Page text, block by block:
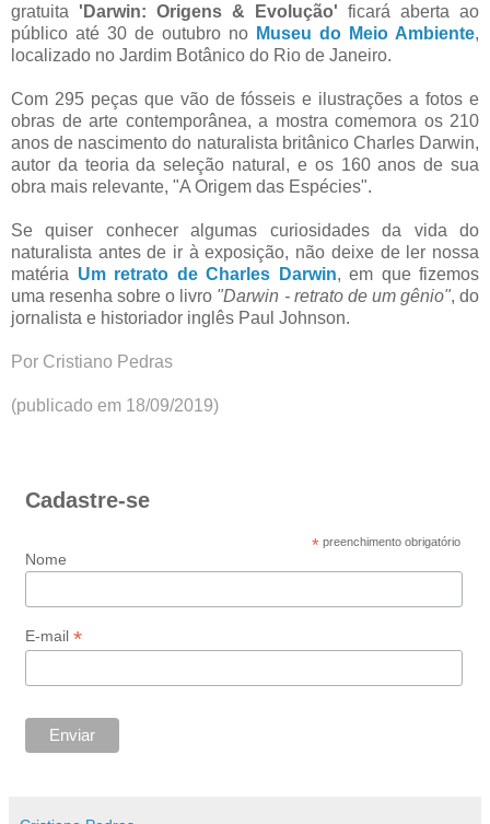
gratuita 'Darwin: Origens & Evolução' ficará aberta ao
público até 30 de outubro no Museu do Meio Ambiente,
localizado no Jardim Botânico do Rio de Janeiro.
Com 295 peças que vão de fósseis e ilustrações a fotos e
obras de arte contemporânea, a mostra comemora os 210
anos de nascimento do naturalista britânico Charles Darwin,
autor da teoria da seleção natural, e os 160 anos de sua
obra mais relevante, "A Origem das Espécies".
Se quiser conhecer algumas curiosidades da vida do
naturalista antes de ir à exposição, não deixe de ler nossa
matéria Um retrato de Charles Darwin, em que fizemos
uma resenha sobre o livro "Darwin - retrato de um gênio", do
jornalista e historiador inglês Paul Johnson.
Por Cristiano Pedras
(publicado em 18/09/2019)
Cadastre-se
* preenchimento obrigatório
Nome
E-mail *